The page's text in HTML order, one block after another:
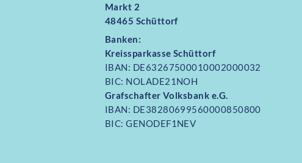
Markt 2
48465 Schüttorf
Banken:
Kreissparkasse Schüttorf
IBAN: DE63267500010002000032
BIC: NOLADE21NOH
Grafschafter Volksbank e.G.
IBAN: DE38280699560000850800
BIC: GENODEF1NEV